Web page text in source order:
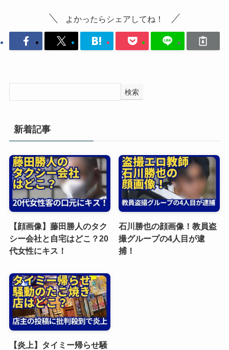
よかったらシェアしてね！
検索
新着記事
【顔画像】藤田勝人のタク
シー会社と自宅はどこ？20
代女性にキス！
石川勝也の顔画像！教員盗
撮グループの4人目が逮
捕！
【炎上】タイミー帰らせ騒